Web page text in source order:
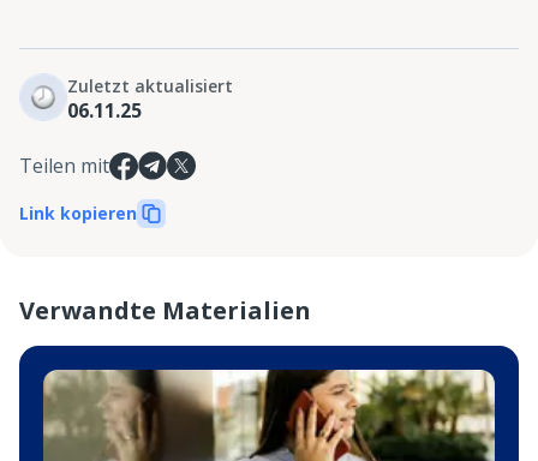
Zuletzt aktualisiert
06.11.25
Teilen mit
Link kopieren
Verwandte Materialien